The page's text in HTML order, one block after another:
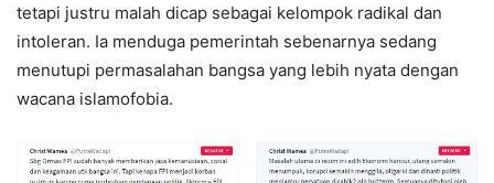
tetapi justru malah dicap sebagai kelompok radikal dan
intoleran. Ia menduga pemerintah sebenarnya sedang
menutupi permasalahan bangsa yang lebih nyata dengan
wacana islamofobia.